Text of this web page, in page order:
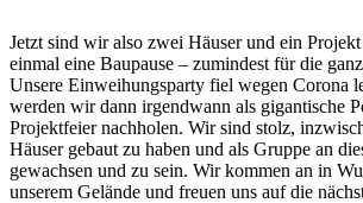
Jetzt sind wir also zwei Häuser und ein
einmal eine Baupause – zumindest für die
Unsere Einweihungsparty fiel wegen Corona
werden wir dann irgendwann als gigantische
Projektfeier nachholen. Wir sind stolz,
Häuser gebaut zu haben und als Gruppe an
gewachsen und zu sein. Wir kommen an in
unserem Gelände und freuen uns auf die